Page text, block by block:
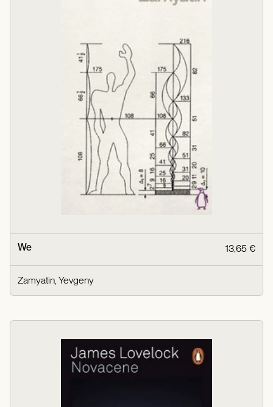
We 13,65 €
Zamyatin, Yevgeny